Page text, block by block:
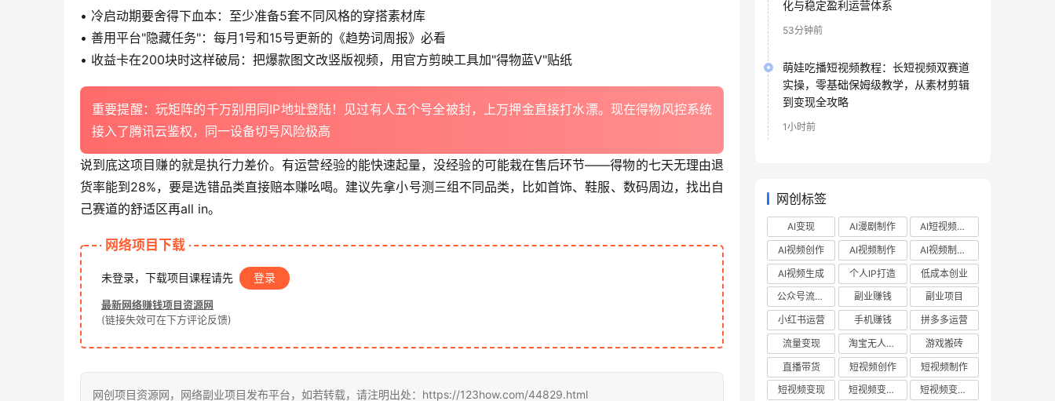
• 冷启动期要舍得下血本：至少准备5套不同风格的穿搭素材库
• 善用平台"隐藏任务"：每月1号和15号更新的《趋势词周报》必看
• 收益卡在200块时这样破局：把爆款图文改竖版视频，用官方剪映工具加"得物蓝V"贴纸
重要提醒：玩矩阵的千万别用同IP地址登陆！见过有人五个号全被封，上万押金直接打水漂。现在得物风控系统
接入了腾讯云鉴权，同一设备切号风险极高
说到底这项目赚的就是执行力差价。有运营经验的能快速起量，没经验的可能栽在售后环节——得物的七天无理由退
货率能到28%，要是选错品类直接赔本赚吆喝。建议先拿小号测三组不同品类，比如首饰、鞋服、数码周边，找出自
己赛道的舒适区再all in。
网络项目下载
未登录，下载项目课程请先 登录
最新网络赚钱项目资源网
(链接失效可在下方评论反馈)
网创项目资源网，网络副业项目发布平台，如若转载，请注明出处：https://123how.com/44829.html
化与稳定盈利运营体系
53分钟前
萌娃吃播短视频教程：长短视频双赛道
实操，零基础保姆级教学，从素材剪辑
到变现全攻略
1小时前
网创标签
AI变现 AI漫剧制作
AI短视频制作
AI视频创作
AI视频制作
AI视频制作教程
AI视频生成
个人IP打造
低成本创业
公众号流量主
副业赚钱
副业项目
小红书运营
手机赚钱
拼多多运营
流量变现
淘宝无人直播
游戏搬砖
直播带货
短视频创作
短视频制作
短视频变现
短视频变现技巧
短视频变现方法